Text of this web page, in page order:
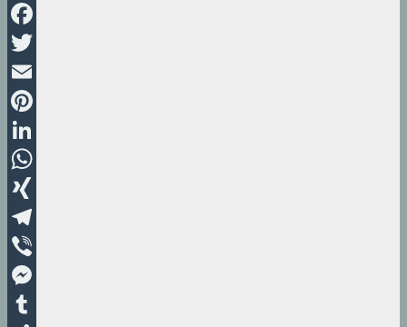
Facebook
Twitter
Email
Pinterest
LinkedIn
WhatsApp
XING
Telegram
Viber
Messenger